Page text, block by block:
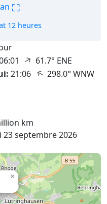
⛶
12 heures
↑ 61.7° ENE
21:06 ↑298.0° WNW
km
23 septembre 2026
×